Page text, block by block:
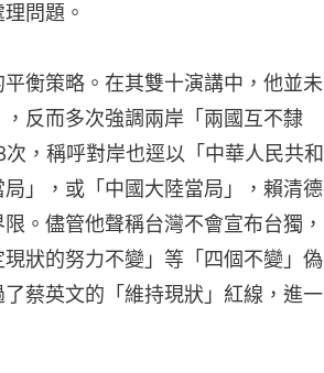
問題。
衡策略。在其雙十演講中，他並未
反而多次強調兩岸「兩國互不隸
，稱呼對岸也逕以「中華人民共和
」，或「中國大陸當局」，賴清德
。儘管他聲稱台灣不會宣布台獨，
狀的努力不變」等「四個不變」偽
蔡英文的「維持現狀」紅線，進一